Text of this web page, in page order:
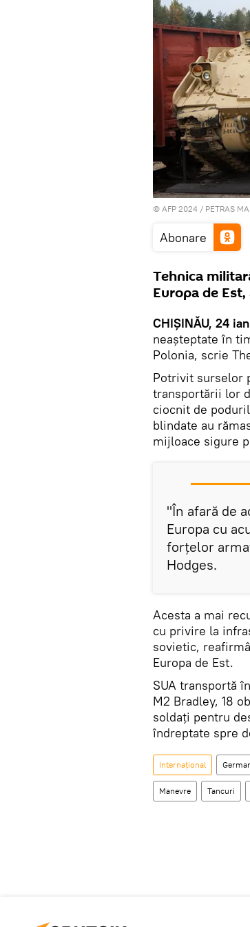
© AFP 2024 / PETRAS
Abonare
Tehnica
Europa de
CHIȘINĂU, 24
neașteptate în
Polonia, scrie
Potrivit surselor
transportării lor
ciocnit de
blindate au
mijloace sigure
"În afară de
Europa cu
forțelor
Hodges.
Acesta a mai
cu privire la
sovietic,
Europa de Est.
SUA transportă
M2 Bradley, 18
soldați pentru
îndreptate spre
Internaţional
Manevre Tancuri